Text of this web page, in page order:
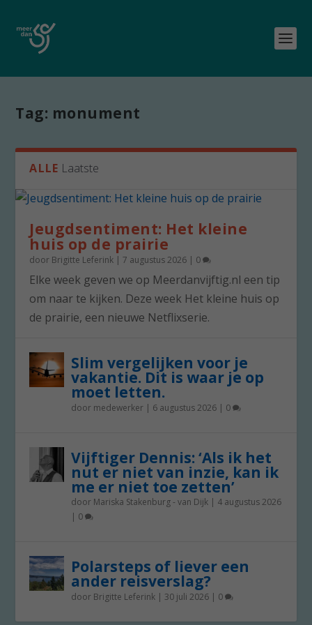
Tag: monument
ALLE Laatste
Jeugdsentiment: Het kleine
huis op de prairie
door Brigitte Leferink |7 augustus 2026 | 0
Elke week geven we op Meerdanvijftig.nl een tip
om naar te kijken. Deze week Het kleine huis op
de prairie, een nieuwe Netflixserie.
Slim vergelijken voor je
vakantie. Dit is waar je op
moet letten.
door medewerker | 6 augustus 2026 | 0
Vijftiger Dennis: ‘Als ik het
nut er niet van inzie, kan ik
me er niet toe zetten’
door Mariska Stakenburg - van Dijk | 4 augustus 2026
| 0
Polarsteps of liever een
ander reisverslag?
door Brigitte Leferink | 30 juli 2026 | 0